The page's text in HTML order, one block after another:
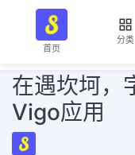
首页
分类
在遇坎坷，
Vigo应用